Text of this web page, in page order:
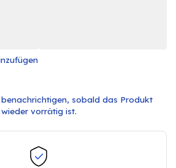
benachrichtigen, sobald das Produkt
wieder vorrätig ist.